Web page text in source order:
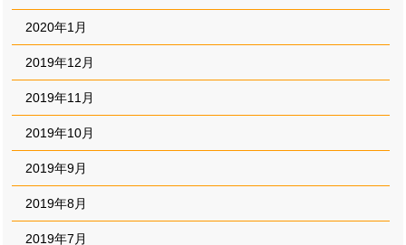
2020年1月
2019年12月
2019年11月
2019年10月
2019年9月
2019年8月
2019年7月